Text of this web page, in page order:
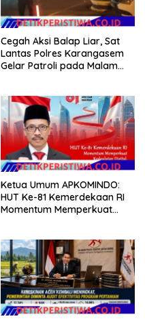
Cegah Aksi Balap Liar, Sat
Lantas Polres Karangasem
Gelar Patroli pada Malam
Ketua Umum APKOMINDO:
HUT Ke-81 Kemerdekaan RI
Momentum Memperkuat
Hukum Menuju Indonesia
Emas 2045